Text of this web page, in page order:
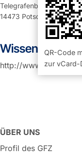
QR-Code
zur vCard-
Telegrafenberg
14473 Potsdam
http://
ÜBER UNS
Profil des GFZ